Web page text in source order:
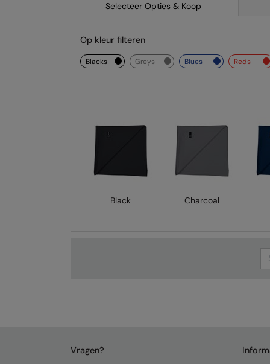
Selecteer Opties & Koop
Op kleur filteren
blacks greys blues reds
Black Charcoal
Vragen?